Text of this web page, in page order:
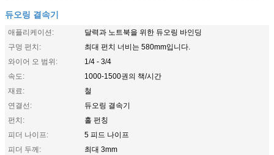
듀오링 결속기
애플리케이션:
달력과 노트북을 위한 듀오링 바인딩
구멍 펀치:
최대 펀치 너비는 580mm입니다.
와이어 오 범위:
1/4 - 3/4
속도:
1000-1500권의 책/시간
재료:
철
연결선:
듀오링 결속기
펀치:
홀 펀칭
피더 나이프:
5 피드 나이프
피더 두께:
최대 3mm